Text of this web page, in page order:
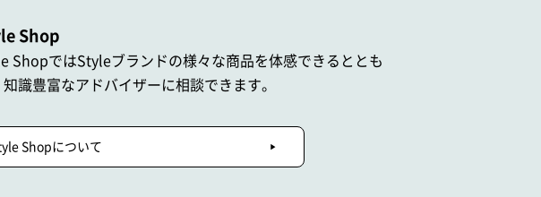
Shop
ShopではStyleブランドの様々な商品を体感できるととも
知識豊富なアドバイザーに相談できます。
Shopについて